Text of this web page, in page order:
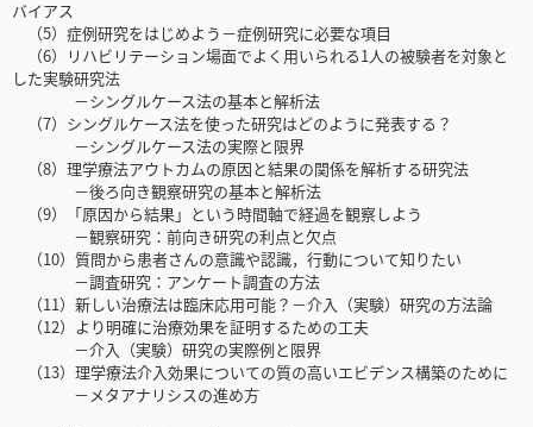
バイアス
（5）症例研究をはじめよう－症例研究に必要な項目
（6）リハビリテーション場面でよく用いられる1人の被験者を対象と
した実験研究法
－シングルケース法の基本と解析法
（7）シングルケース法を使った研究はどのように発表する？
－シングルケース法の実際と限界
（8）理学療法アウトカムの原因と結果の関係を解析する研究法
－後ろ向き観察研究の基本と解析法
（9）「原因から結果」という時間軸で経過を観察しよう
－観察研究：前向き研究の利点と欠点
（10）質問から患者さんの意識や認識，行動について知りたい
－調査研究：アンケート調査の方法
（11）新しい治療法は臨床応用可能？－介入（実験）研究の方法論
（12）より明確に治療効果を証明するための工夫
－介入（実験）研究の実際例と限界
（13）理学療法介入効果についての質の高いエビデンス構築のために
－メタアナリシスの進め方